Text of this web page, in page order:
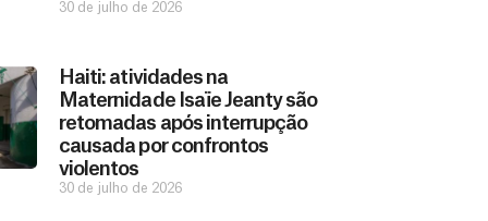
30 de julho de 2026
Haiti: atividades na
Maternidade Isaïe Jeanty são
retomadas após interrupção
causada por confrontos
violentos
30 de julho de 2026